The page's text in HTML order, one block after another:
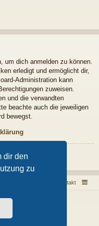
dir den
zu
um dich anmelden zu können.
erledigt und ermöglicht dir,
Administration kann
zuweisen.
und die verwandten
beachte auch die jeweiligen
bewegst.
Kontakt
© phpBB Limited
von MrGaby
phpBB.de